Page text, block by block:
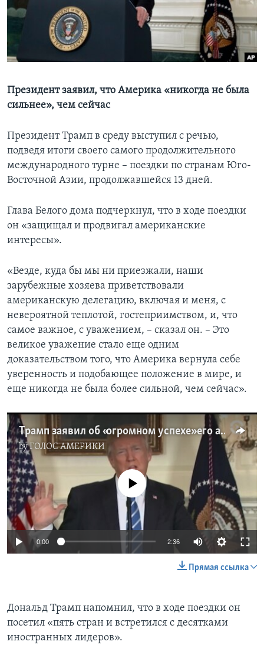
Learning English
СОЦИАЛЬНЫЕ СЕТИ
Языки
Президент заявил, что Америка «никогда не была
сильнее», чем сейчас
Президент Трамп в среду выступил с речью,
подведя итоги своего самого продолжительного
международного турне – поездки по странам Юго-
Восточной Азии, продолжавшейся 13 дней.
Глава Белого дома подчеркнул, что в ходе поездки
он «защищал и продвигал американские
интересы».
«Везде, куда бы мы ни приезжали, наши
зарубежные хозяева приветствовали
американскую делегацию, включая и меня, с
невероятной теплотой, гостеприимством, и, что
самое важное, с уважением, – сказал он. – Это
великое уважение стало еще одним
доказательством того, что Америка вернула себе
уверенность и подобающее положение в мире, и
еще никогда не была более сильной, чем сейчас».
Трамп заявил об «огромном успехе» его азиатского турне
byГОЛОС АМЕРИКИ
No media source currently available
0:00 2:36
Прямая ссылка
Дональд Трамп напомнил, что в ходе поездки он
посетил «пять стран и встретился с десятками
иностранных лидеров».